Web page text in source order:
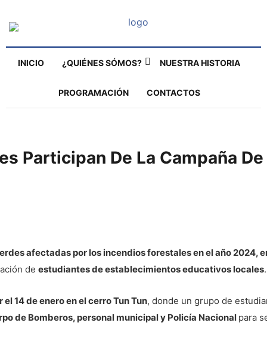
INICIO ¿QUIÉNES SÓMOS? NUESTRA HISTORIA
PROGRAMACIÓN CONTACTOS
Participan De La Campaña
afectadas por los incendios forestales en el año 2024,
de estudiantes de establecimientos educativos locales.
14 de enero en el cerro Tun Tun, donde un grupo de
de Bomberos, personal municipal y Policía Nacional para